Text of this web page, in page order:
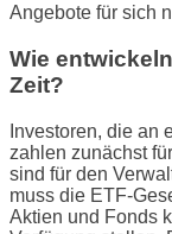
Angebote für sich
Wie
Zeit?
Investoren, die an
zahlen zunächst
sind für den
muss die ETF-
Aktien und Fonds